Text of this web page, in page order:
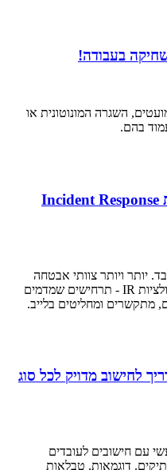
בעבודה!
השגרה המונוטונית או
בהם.
סייבר SOC Analyst: סימולציות Incident Response
יותר ויותר צוותי אבטחה
בודקים מועמדים/ות בראיונות דרך סימולציות IR - תרחישים שמדמים
מתקשרים ומחליטים בלייב.
לחישוב מדויק לכל סוג
עם חישובים לעובדים
דוגמאות, טבלאות